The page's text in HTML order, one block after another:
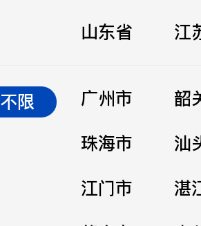
山东省
江
不限 广州市
韶
珠海市
汕
江门市
湛